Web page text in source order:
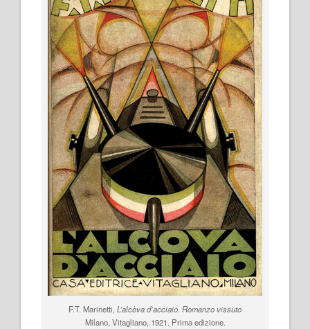
F.T. Marinetti, L’alcòva d’acciaio. Romanzo vissuto
Milano, Vitagliano, 1921. Prima edizione.